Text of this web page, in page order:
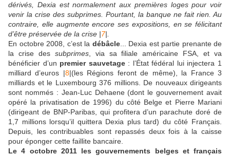
dérivés, Dexia est normalement aux premières loges pour voir
venir la crise des subprimes. Pourtant, la banque ne fait rien. Au
contraire, elle augmente encore ses expositions, en se félicitant
d’être préservée de la crise |7|.
En octobre 2008, c’est la débâcle... Dexia est partie prenante de
la crise des subprimes, via sa filiale américaine FSA, et va
bénéficier d’un premier sauvetage: l’État fédéral lui injectera 1
milliard d’euros |8|(les Régions feront de même), la France 3
milliards et le Luxembourg 376 millions. De nouveaux dirigeants
sont nommés : Jean-Luc Dehaene (dont le gouvernement avait
opéré la privatisation de 1996) du côté Belge et Pierre Mariani
(dirigeant de BNP-Paribas, qui profitera d’un parachute doré de
1,7 millions lorsqu’il quittera Dexia plus tard) du côté Français.
Depuis, les contribuables sont repassés deux fois à la caisse
pour éponger cette faillite bancaire.
Le 4 octobre 2011 les gouvernements belges et français